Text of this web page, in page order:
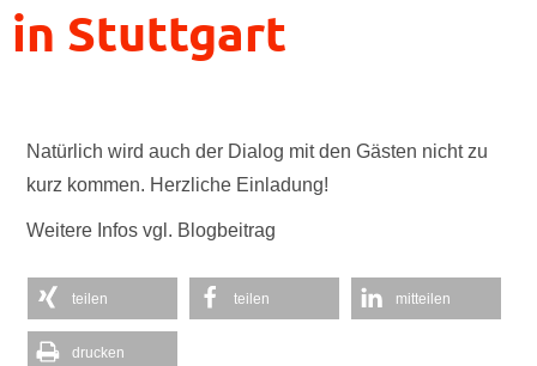
in Stuttgart
Natürlich wird auch der Dialog mit den Gästen nicht zu
kurz kommen. Herzliche Einladung!
Weitere Infos vgl. Blogbeitrag
teilen teilen mitteilen
drucken